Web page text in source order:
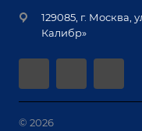
Позиционеры и
Машины контактной
Гарантия
автоматизации
129085, г. Москва,
Калибр»
© 2026